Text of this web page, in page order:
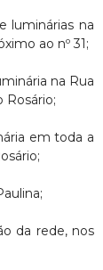
luminárias na
ao nº 31;
na Rua
Rosário;
em toda a
da rede, nos